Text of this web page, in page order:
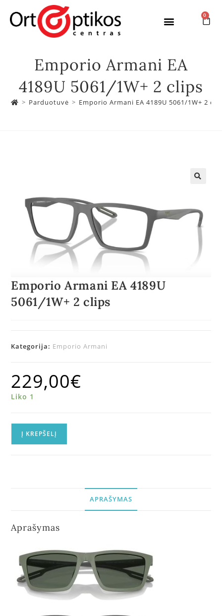
0
Emporio Armani EA
4189U 5061/1W+ 2 clips
> Parduotuvė > Emporio Armani EA 4189U 5061/1W+ 2
Emporio Armani EA 4189U
5061/1W+ 2 clips
Kategorija: Emporio Armani
229,00€
Liko 1
Į KREPŠELĮ
APRAŠYMAS
Aprašymas